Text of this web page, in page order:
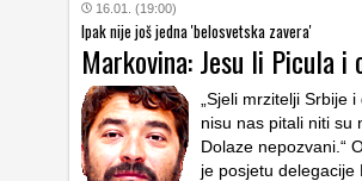
16.01. (19:00)
Ipak nije još jedna 'belosvetska zavera'
Markovina: Jesu li Picula
„Sjeli mrzitelji Srbije
nisu nas pitali niti su
Dolaze nepozvani.“
je posjetu